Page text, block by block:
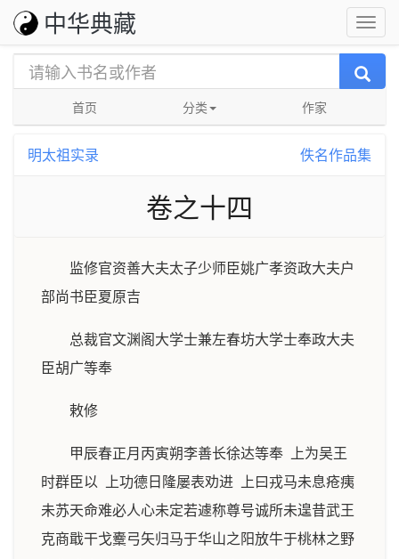
中华典藏
首页 分类 作家
明太祖实录 佚名作品集
卷之十四
监修官资善大夫太子少师臣姚广孝资政大夫户
部尚书臣夏原吉
总裁官文渊阁大学士兼左春坊大学士奉政大夫
臣胡广等奉
敕修
甲辰春正月丙寅朔李善长徐达等奉 上为吴王
时群臣以 上功德日隆屡表劝进 上曰戎马未息疮痍
未苏天命难必人心未定若遽称尊号诚所未遑昔武王
克商戢干戈櫜弓矢归马于华山之阳放牛于桃林之野